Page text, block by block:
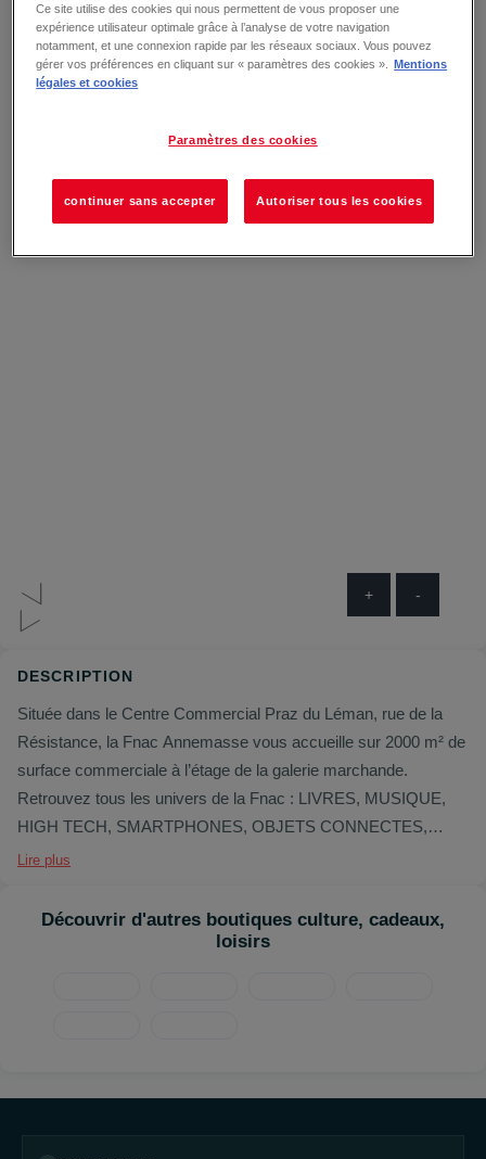
+ -
DESCRIPTION
Située dans le Centre Commercial Praz du Léman, rue de la
Résistance, la Fnac Annemasse vous accueille sur 2000 m² de
surface commerciale à l’étage de la galerie marchande.
Retrouvez tous les univers de la Fnac : LIVRES, MUSIQUE,
HIGH TECH, SMARTPHONES, OBJETS CONNECTES,
PHOTO, TV, BILLETTERIE, CARTES CADEAUX ainsi que
Également à votre disposition, un ESPACE NATURE &
DECOUVERTES pour profiter d’une pause bien être dans votre
Lire plus
Découvrir d'autres boutiques culture, cadeaux,
loisirs
Ce site utilise des cookies qui nous permettent de vous proposer une
expérience utilisateur optimale grâce à l’analyse de votre navigation
notamment, et une connexion rapide par les réseaux sociaux. Vous pouvez
gérer vos préférences en cliquant sur « paramètres des cookies ».
Mentions
légales et cookies
Paramètres des cookies
continuer sans accepter Autoriser tous les cookies